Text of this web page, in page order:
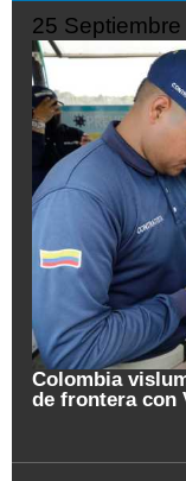
25 Septiembre
Colombia
de frontera con